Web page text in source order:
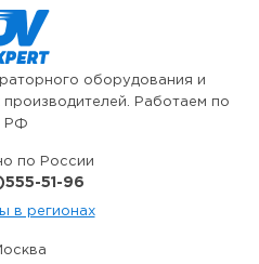
оборудования и
Работаем по
РФ
по России
51-96
в регионах